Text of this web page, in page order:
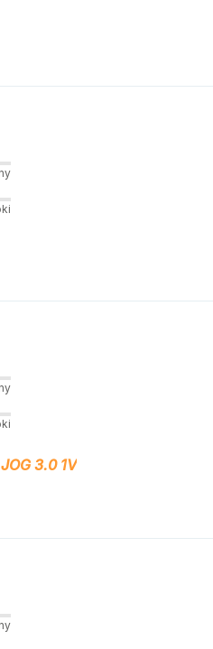
3.0 1V